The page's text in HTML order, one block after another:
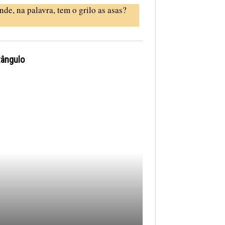
na palavra, tem o grilo as asas?